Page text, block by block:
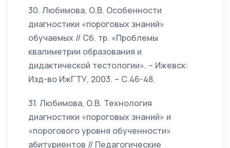
30. Любимова, О.В. Особенности
диагностики «пороговых знаний»
обучаемых // Сб. тр. «Проблемы
квалиметрии образования и
дидактической тестологии». – Ижевск:
Изд-во ИжГТУ, 2003. – С.46-48.
31. Любимова, О.В. Технология
диагностики «пороговых знаний» и
«порогового уровня обученности»
абитуриентов // Педагогические